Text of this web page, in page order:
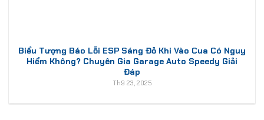
Biểu Tượng Báo Lỗi ESP Sáng Đỏ Khi Vào Cua Có Nguy
Hiểm Không? Chuyên Gia Garage Auto Speedy Giải
Đáp
Th9 23, 2025